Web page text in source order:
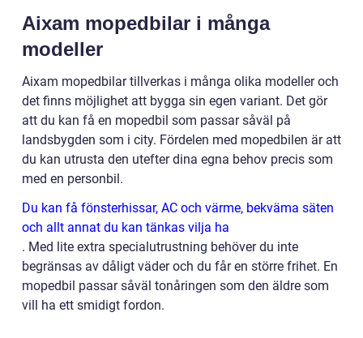
Aixam mopedbilar i många
modeller
Aixam mopedbilar tillverkas i många olika modeller och
det finns möjlighet att bygga sin egen variant. Det gör
att du kan få en mopedbil som passar såväl på
landsbygden som i city. Fördelen med mopedbilen är att
du kan utrusta den utefter dina egna behov precis som
med en personbil.
Du kan få fönsterhissar, AC och värme, bekväma säten
och allt annat du kan tänkas vilja ha
. Med lite extra specialutrustning behöver du inte
begränsas av dåligt väder och du får en större frihet. En
mopedbil passar såväl tonåringen som den äldre som
vill ha ett smidigt fordon.